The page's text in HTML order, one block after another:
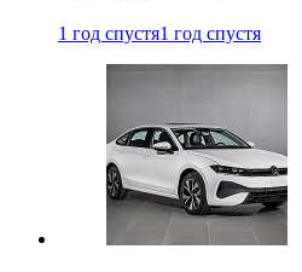
1 год спустя1 год спустя